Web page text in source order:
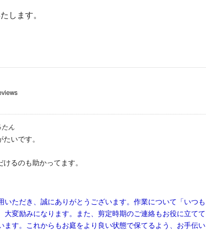
します。
たん
いです。
るのも助かってます。
いただき、誠にありがとうございます。作業について「いつも
大変励みになります。また、剪定時期のご連絡もお役に立てて
ます。これからもお庭をより良い状態で保てるよう、お手伝い